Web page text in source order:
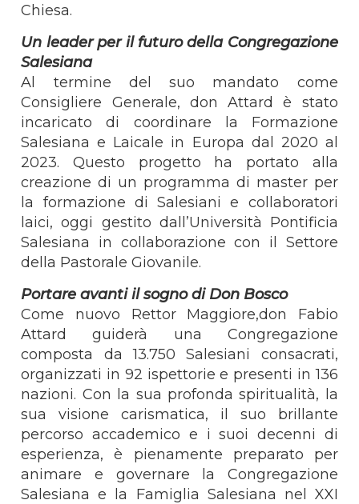
Chiesa.
Un leader per il futuro della Congregazione
Salesiana
Al termine del suo mandato come
Consigliere Generale, don Attard è stato
incaricato di coordinare la Formazione
Salesiana e Laicale in Europa dal 2020 al
2023. Questo progetto ha portato alla
creazione di un programma di master per
la formazione di Salesiani e collaboratori
laici, oggi gestito dall’Università Pontificia
Salesiana in collaborazione con il Settore
della Pastorale Giovanile.
Portare avanti il sogno di Don Bosco
Come nuovo Rettor Maggiore,don Fabio
Attard guiderà una Congregazione
composta da 13.750 Salesiani consacrati,
organizzati in 92 ispettorie e presenti in 136
nazioni. Con la sua profonda spiritualità, la
sua visione carismatica, il suo brillante
percorso accademico e i suoi decenni di
esperienza, è pienamente preparato per
animare e governare la Congregazione
Salesiana e la Famiglia Salesiana nel XXI